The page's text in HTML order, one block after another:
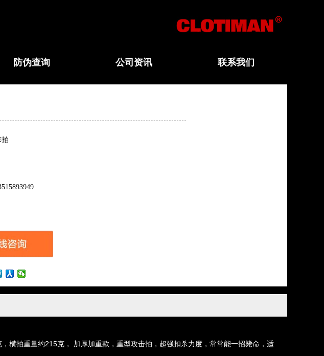
防伪查询 公司资讯 联系我们
横拍重量约215克， 加厚加重款，重型攻击拍，超强扣杀力度，常常能一招毙命，适